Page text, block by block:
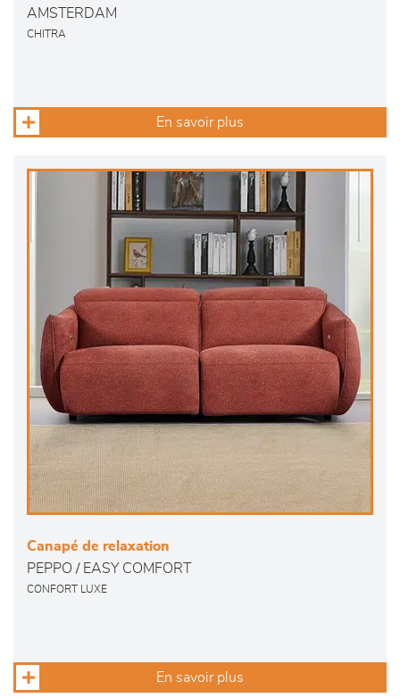
AMSTERDAM
CHITRA
En savoir plus
Canapé de relaxation
PEPPO / EASY COMFORT
CONFORT LUXE
En savoir plus